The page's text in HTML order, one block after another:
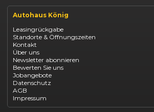
Renault Arkana Leasing
Renault Captur Leasing
Opel Astra leasen
Opel Mokka kaufen
Opel Grandland finanzieren
Opel Vivaro Gewerbeleasing
Fiat 500 finanzieren
Fiat Panda leasen
Dacia Duster finanzieren
Dacia Sandero kaufen
Dacia Jogger leasen
Jeep Compass leasen
Jeep Renegade finanzieren
Autohaus König
Leasingrückgabe
Standorte & Öffnungszeiten
Kontakt
Über uns
Newsletter abonnieren
Bewerten Sie uns
Jobangebote
Datenschutz
AGB
Impressum